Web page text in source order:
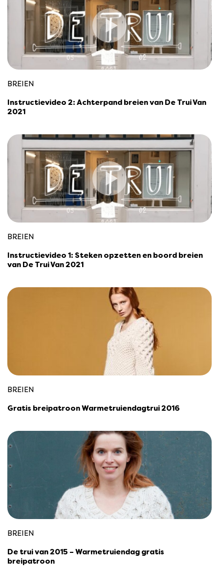
BREIEN
Instructievideo 2: Achterpand breien van De Trui Van
2021
BREIEN
Instructievideo 1: Steken opzetten en boord breien
van De Trui Van 2021
BREIEN
Gratis breipatroon Warmetruiendagtrui 2016
BREIEN
De trui van 2015 – Warmetruiendag gratis
breipatroon